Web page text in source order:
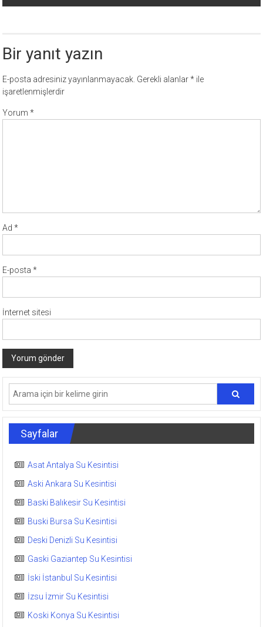
Bir yanıt yazın
E-posta adresiniz yayınlanmayacak. Gerekli alanlar* ile
işaretlenmişlerdir
Yorum*
Ad*
E-posta*
İnternet sitesi
Sayfalar
Asat Antalya Su Kesintisi
Aski Ankara Su Kesintisi
Baski Balıkesir Su Kesintisi
Buski Bursa Su Kesintisi
Deski Denizli Su Kesintisi
Gaski Gaziantep Su Kesintisi
İski İstanbul Su Kesintisi
İzsu İzmir Su Kesintisi
Koski Konya Su Kesintisi